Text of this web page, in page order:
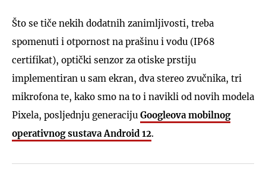
Što se tiče nekih dodatnih zanimljivosti, treba
spomenuti i otpornost na prašinu i vodu (IP68
certifikat), optički senzor za otiske prstiju
implementiran u sam ekran, dva stereo zvučnika, tri
mikrofona te, kako smo na to i navikli od novih modela
Pixela, posljednju generaciju Googleova mobilnog
operativnog sustava Android 12.